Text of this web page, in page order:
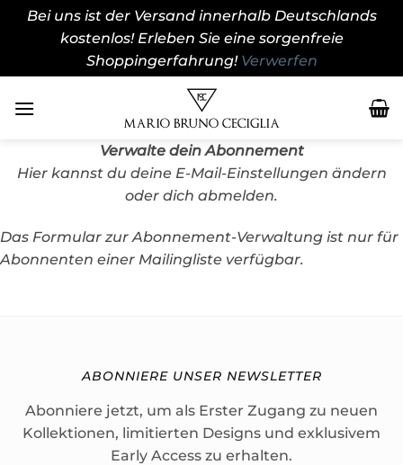
Bei uns ist der Versand innerhalb Deutschlands
kostenlos! Erleben Sie eine sorgenfreie
Shoppingerfahrung! Verwerfen
Inhalt
Verwalte dein Abonnement
Hier kannst du deine E-Mail-Einstellungen ändern
oder dich abmelden.
Das Formular zur Abonnement-Verwaltung ist nur für
Abonnenten einer Mailingliste verfügbar.
ABONNIERE UNSER NEWSLETTER
Abonniere jetzt, um als Erster Zugang zu neuen
Kollektionen, limitierten Designs und exklusivem
Early Access zu erhalten.